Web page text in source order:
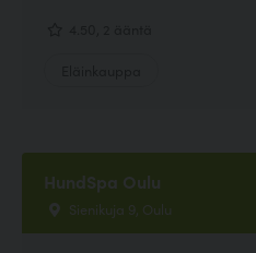
HundSpa Oulu
Sienikuja 9, Oulu